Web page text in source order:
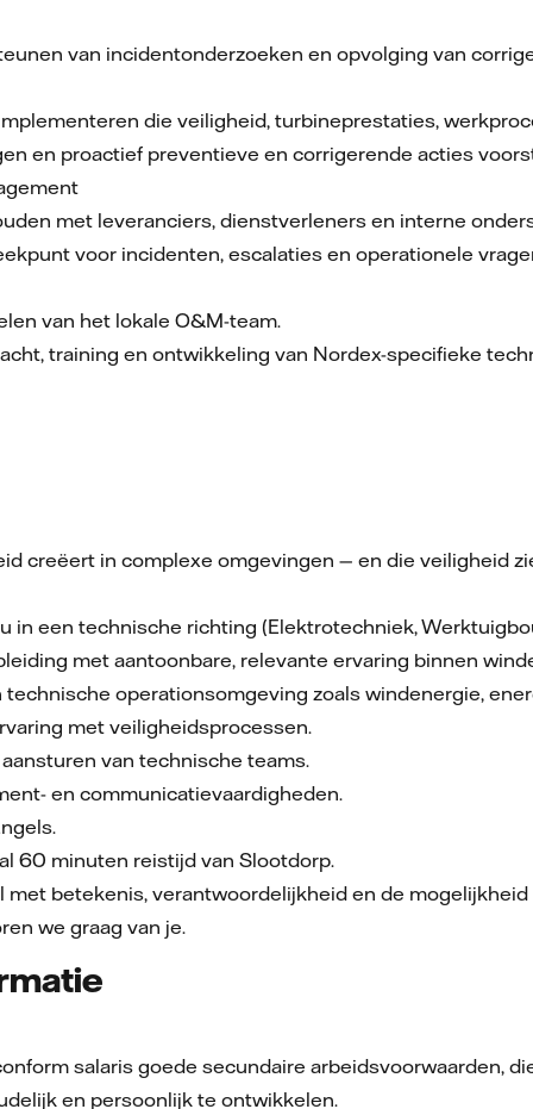
van incidentonderzoeken en opvolging van
die veiligheid, turbineprestaties,
en proactief preventieve en corrigerende acties
met leveranciers, dienstverleners en interne
voor incidenten, escalaties en operationele
van het lokale O&M-team.
training en ontwikkeling van Nordex-specifieke
creëert in complexe omgevingen — en die veiligheid
in een technische richting (Elektrotechniek,
met aantoonbare, relevante ervaring binnen
operationsomgeving zoals windenergie,
met veiligheidsprocessen.
van technische teams.
en communicatievaardigheden.
60 minuten reistijd van Slootdorp.
met betekenis, verantwoordelijkheid en de
we graag van je.
salaris goede secundaire arbeidsvoorwaarden,
en persoonlijk te ontwikkelen.